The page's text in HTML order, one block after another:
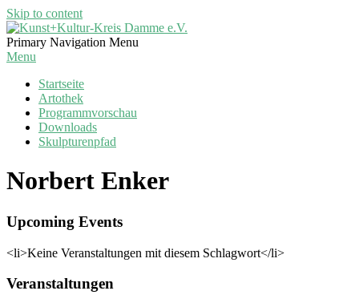
Skip to content
Kunst+Kultur-
Kreis
Primary Navigation Menu
Menu
Startseite
Artothek
Programmvorschau
Downloads
Skulpturenpfad
Norbert Enker
Upcoming Events
<li>Keine Veranstaltungen mit diesem Schlagwort</li>
Veranstaltungen